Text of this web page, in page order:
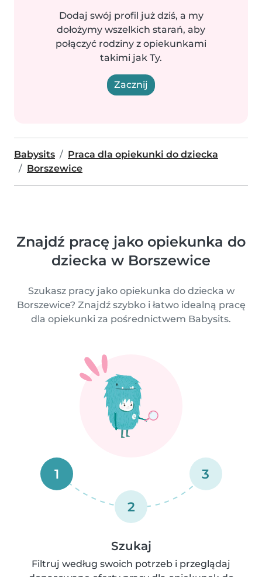
Dodaj swój profil już dziś, a my
dołożymy wszelkich starań, aby
połączyć rodziny z opiekunkami
takimi jak Ty.
Zacznij
Babysits
Praca dla opiekunki do dziecka
Borszewice
Znajdź pracę jako opiekunka do
dziecka w Borszewice
Szukasz pracy jako opiekunka do dziecka w
Borszewice? Znajdź szybko i łatwo idealną pracę
dla opiekunki za pośrednictwem Babysits.
1
2
3
Szukaj
Filtruj według swoich potrzeb i przeglądaj